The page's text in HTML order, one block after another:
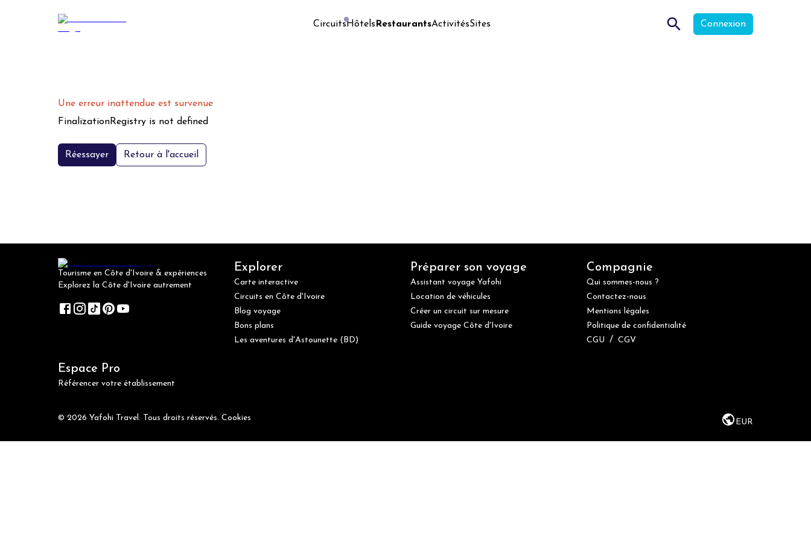
CircuitsHôtels RestaurantsActivitésSites Connexion
Une erreur inattendue est survenue
FinalizationRegistry is not defined
Réessayer Retour à l'accueil
Tourisme en Côte d'Ivoire & expériences
Explorez la Côte d'Ivoire autrement
Explorer
Carte interactive
Circuits en Côte d'Ivoire
Blog voyage
Bons plans
Les aventures d'Astounette (BD)
Préparer son voyage
Assistant voyage Yafohi
Location de véhicules
Créer un circuit sur mesure
Guide voyage Côte d'Ivoire
Compagnie
Qui sommes-nous ?
Contactez-nous
Mentions légales
Politique de confidentialité
CGU / CGV
Espace Pro
Référencer votre établissement
© 2026 Yafohi Travel. Tous droits réservés. Cookies EUR